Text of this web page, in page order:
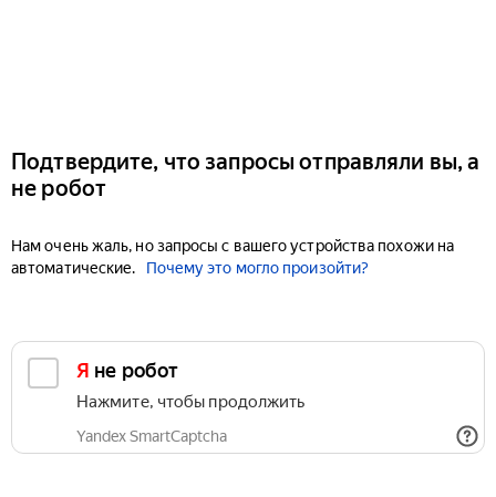
Подтвердите, что запросы отправляли вы, а
не робот
Нам очень жаль, но запросы с вашего устройства похожи на
автоматические.
Почему это могло произойти?
Я не робот
Нажмите, чтобы продолжить
Yandex SmartCaptcha